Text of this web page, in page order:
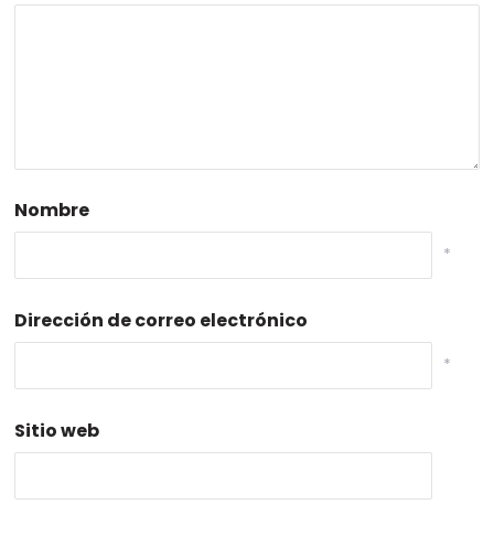
Nombre
*
Dirección de correo electrónico
*
Sitio web